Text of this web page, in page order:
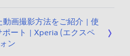
動画撮影方法をご紹介 | 使
ート | Xperia (エクスペ
ン